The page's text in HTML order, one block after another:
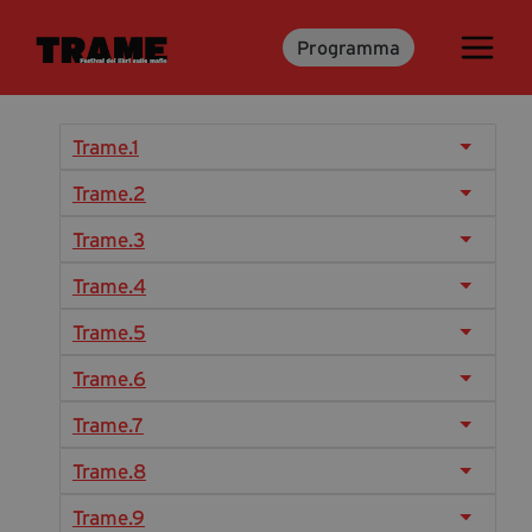
Programma
Trame.15
Ospiti
Media & Press
Cartella Stampa
Rassegna Stampa
Partecipa
Trame.1
Trame.2
Trame.3
Trame.4
Trame.5
Trame.6
Trame.7
Trame.8
Trame.9